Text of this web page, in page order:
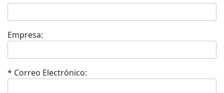
Empresa:
* Correo Electrónico: